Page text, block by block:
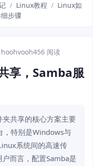
/ Linux教程 / Linux如
步骤
456 阅读
享，Samba服
共享的核心方案主要
，特别是Windows与
系统间的高速传
而言，配置Samba是